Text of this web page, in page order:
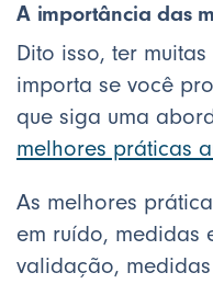
A importância das
Dito isso, ter
importa se você
que siga uma
melhores práticas
As melhores
em ruído, medidas
validação,